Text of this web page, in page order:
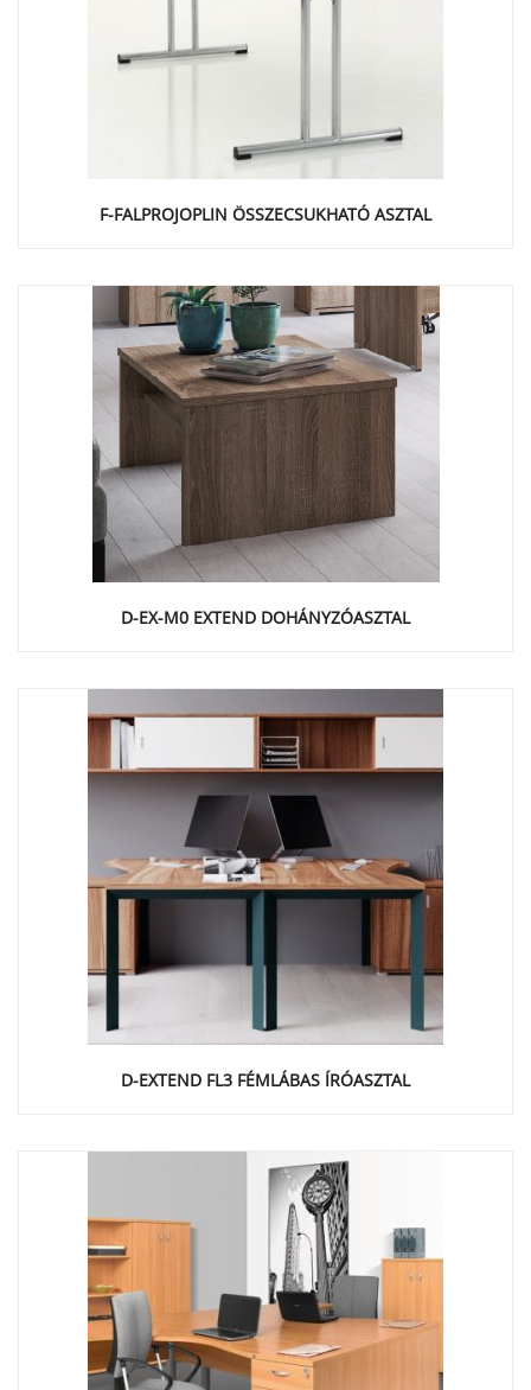
F-FALPROJOPLIN ÖSSZECSUKHATÓ ASZTAL
D-EX-M0 EXTEND DOHÁNYZÓASZTAL
D-EXTEND FL3 FÉMLÁBAS ÍRÓASZTAL